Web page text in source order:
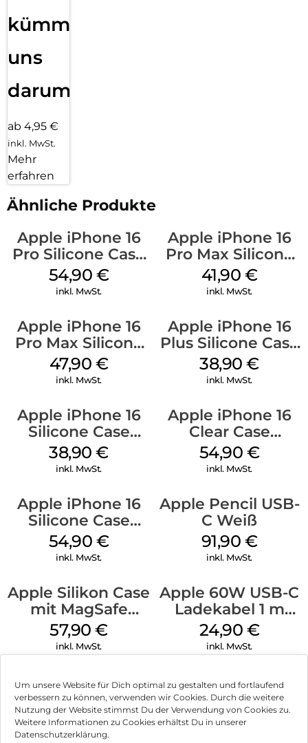
Um unsere Website für Dich optimal zu gestalten und fortlaufend
verbessern zu können, verwenden wir Cookies. Durch die weitere
Nutzung der Website stimmst Du der Verwendung von Cookies zu.
Weitere Informationen zu Cookies erhältst Du in unserer
Datenschutzerklärung.
kümmern
uns
darum!
ab 4,95 €
inkl. MwSt.
Mehr
erfahren
Ähnliche Produkte
Apple iPhone 16
Pro Silicone Case
MagSafe Black
54,90 €
inkl. MwSt.
Apple iPhone 16
Pro Max Silicone
Case MagSafe
Ultramarine
41,90 €
inkl. MwSt.
Apple iPhone 16
Pro Max Silicone
Case MagSafe
Black
47,90 €
inkl. MwSt.
Apple iPhone 16
Plus Silicone Case
MagSafe Denim
38,90€
inkl. MwSt.
Apple iPhone 16
Silicone Case
MagSafe
Ultramarine
38,90€
inkl. MwSt.
Apple iPhone 16
Clear Case
MagSafe
Transparent
54,90 €
inkl. MwSt.
Apple iPhone 16
Silicone Case
MagSafe Lake
Green
54,90 €
inkl. MwSt.
Apple Pencil USB-
C Weiß
91,90 €
inkl. MwSt.
Apple Silikon Case
mit MagSafe
iPhone 14 Pro
(PRODUCT)RED
57,90€
inkl. MwSt.
Apple 60W USB-C
Ladekabel 1 m
Weiß
24,90 €
inkl. MwSt.
Impressum